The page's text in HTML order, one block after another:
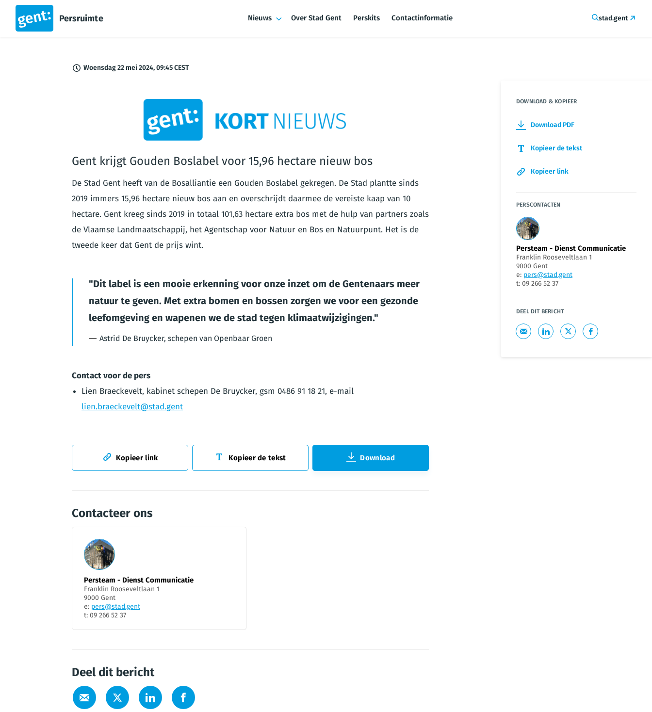
Persruimte Nieuws Over Stad Gent Perskits Contactinformatie stad.gent
Woensdag 22 mei 2024, 09:45 CEST
PNG
Gent krijgt Gouden Boslabel voor 15,96 hectare nieuw bos
De Stad Gent heeft van de Bosalliantie een Gouden Boslabel gekregen. De Stad plantte sinds
2019 immers 15,96 hectare nieuw bos aan en overschrijdt daarmee de vereiste kaap van 10
hectare. Gent kreeg sinds 2019 in totaal 101,63 hectare extra bos met de hulp van partners zoals
de Vlaamse Landmaatschappij, het Agentschap voor Natuur en Bos en Natuurpunt. Het is de
tweede keer dat Gent de prijs wint.
Dit label is een mooie erkenning voor onze inzet om de Gentenaars meer
natuur te geven. Met extra bomen en bossen zorgen we voor een gezonde
leefomgeving en wapenen we de stad tegen klimaatwijzigingen.
Astrid De Bruycker, schepen van Openbaar Groen
Contact voor de pers
Lien Braeckevelt, kabinet schepen De Bruycker, gsm 0486 91 18 21, e-mail
lien.braeckevelt@stad.gent
Kopieer link Kopieer de tekst Download
Contacteer ons
Persteam - Dienst Communicatie
Franklin Rooseveltlaan 1
9000 Gent
e: pers@stad.gent
t: 09 266 52 37
Deel dit bericht
DOWNLOAD & KOPIEER
Download PDF
Kopieer de tekst
Kopieer link
PERSCONTACTEN
Persteam - Dienst Communicatie
Franklin Rooseveltlaan 1
9000 Gent
e: pers@stad.gent
t: 09 266 52 37
DEEL DIT BERICHT